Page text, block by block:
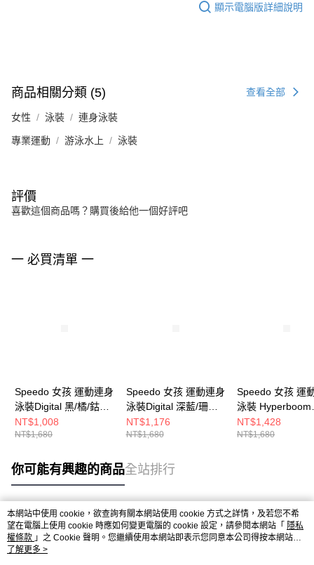
顯示電腦版詳細說明
商品相關分類 (5) 查看全部
女性 泳裝 連身泳裝
專業運動 游泳水上 泳裝
評價
喜歡這個商品嗎？購買後給他一個好評吧
一 必買清單 一
Speedo 女孩 運動連身
泳裝Digital 黑/橘/鈷藍/
黃
NT$1,008
NT$1,680
Speedo 女孩 運動連身
泳裝Digital 深藍/珊瑚
橘/藍紫
NT$1,176
NT$1,680
Speedo 女孩 運
泳裝 Hyperboom
Splice 黑/藍/粉
NT$1,428
NT$1,680
你可能有興趣的商品全站排行
熱門標籤
本網站中使用 cookie，欲查詢有關本網站使用 cookie 方式之詳情，及若您不希
望在電腦上使用 cookie 時應如何變更電腦的 cookie 設定，請參閱本網站「 隱私
權條款 」之 Cookie 聲明。您繼續使用本網站即表示您同意本公司得按本網站使
用條款之 Cookie 聲明使用 cookie。
了解更多 >